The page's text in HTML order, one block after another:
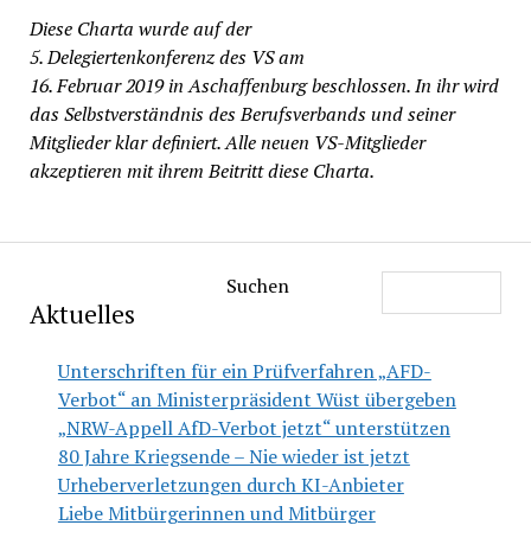
Diese Charta wurde auf der
5. Delegiertenkonferenz des VS am
16. Februar 2019 in Aschaffenburg beschlossen. In ihr wird
das Selbstverständnis des Berufsverbands und seiner
Mitglieder klar definiert. Alle neuen VS-Mitglieder
akzeptieren mit ihrem Beitritt diese Charta.
Suchen
Aktuelles
Unterschriften für ein Prüfverfahren „AFD-
Verbot“ an Ministerpräsident Wüst übergeben
„NRW-Appell AfD-Verbot jetzt“ unterstützen
80 Jahre Kriegsende – Nie wieder ist jetzt
Urheberverletzungen durch KI-Anbieter
Liebe Mitbürgerinnen und Mitbürger